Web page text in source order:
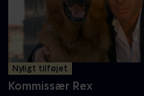
Nyligt tilføjet
Kommissær Rex